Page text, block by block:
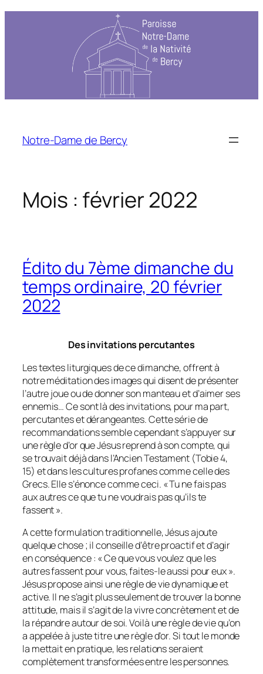
Notre-Dame de Bercy
Mois : février 2022
Édito du 7ème dimanche du
temps ordinaire, 20 février
2022
Des invitations percutantes
Les textes liturgiques de ce dimanche, offrent à
notre méditation des images qui disent de présenter
l’autre joue ou de donner son manteau et d’aimer ses
ennemis… Ce sont là des invitations, pour ma part,
percutantes et dérangeantes. Cette série de
recommandations semble cependant s’appuyer sur
une règle d’or que Jésus reprend à son compte, qui
se trouvait déjà dans l’Ancien Testament (Tobie 4,
15) et dans les cultures profanes comme celle des
Grecs. Elle s’énonce comme ceci. « Tu ne fais pas
aux autres ce que tu ne voudrais pas qu’ils te
fassent ».
A cette formulation traditionnelle, Jésus ajoute
quelque chose ; il conseille d’être proactif et d’agir
en conséquence : « Ce que vous voulez que les
autres fassent pour vous, faites-le aussi pour eux ».
Jésus propose ainsi une règle de vie dynamique et
active. Il ne s’agit plus seulement de trouver la bonne
attitude, mais il s’agit de la vivre concrètement et de
la répandre autour de soi. Voilà une règle de vie qu’on
a appelée à juste titre une règle d’or. Si tout le monde
la mettait en pratique, les relations seraient
complètement transformées entre les personnes.